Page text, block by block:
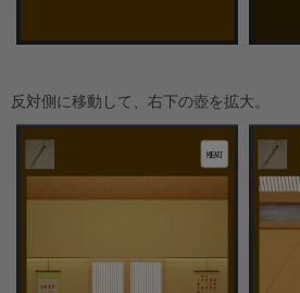
反対側に移動して、右下の壺を拡大。